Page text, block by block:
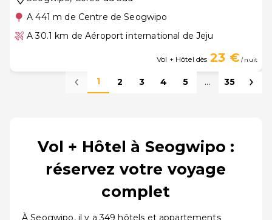
A 441 m de Centre de Seogwipo
A 30.1 km de Aéroport international de Jeju
Vol + Hôtel dès 23 €/ nuit
1 2 3 4 5 ... 35
Vol + Hôtel à Seogwipo :
réservez votre voyage
complet
À Seogwipo, il y a 349 hôtels et appartements